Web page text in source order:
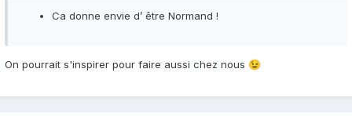
Ca donne envie d’ être Normand !
On pourrait s'inspirer pour faire aussi chez nous 😉